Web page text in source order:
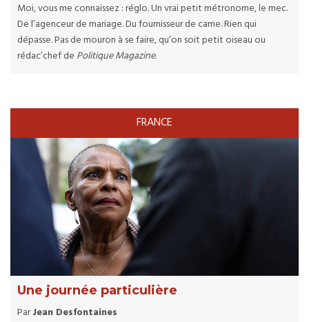
Moi, vous me connaissez : réglo. Un vrai petit métronome, le mec.
De l’agenceur de mariage. Du fournisseur de came. Rien qui
dépasse. Pas de mouron à se faire, qu’on soit petit oiseau ou
rédac’chef de Politique Magazine.
FRANCE
Une journée particulière
ParJean Desfontaines